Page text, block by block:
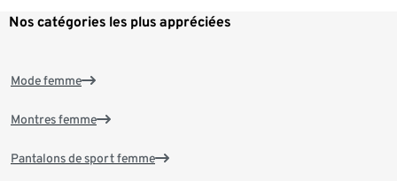
Nos catégories les plus appréciées
Mode femme
Montres femme
Pantalons de sport femme